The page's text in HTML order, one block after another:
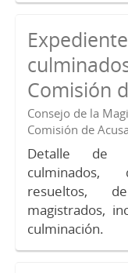
Comisión
Consejo de la
Comisión de
Detalle de
culminados,
resueltos,
magistrados,
culminación.